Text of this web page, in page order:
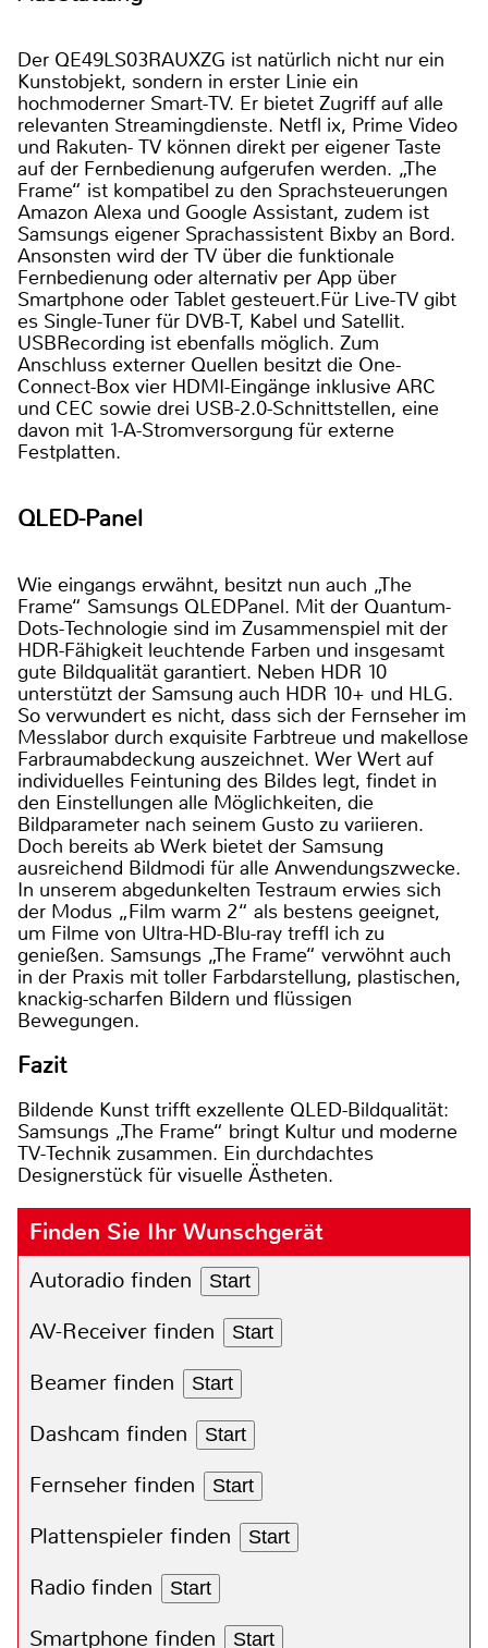
Der QE49LS03RAUXZG ist natürlich nicht nur ein
Kunstobjekt, sondern in erster Linie ein
hochmoderner Smart-TV. Er bietet Zugriff auf alle
relevanten Streamingdienste. Netfl ix, Prime Video
und Rakuten- TV können direkt per eigener Taste
auf der Fernbedienung aufgerufen werden. „The
Frame“ ist kompatibel zu den Sprachsteuerungen
Amazon Alexa und Google Assistant, zudem ist
Samsungs eigener Sprachassistent Bixby an Bord.
Ansonsten wird der TV über die funktionale
Fernbedienung oder alternativ per App über
Smartphone oder Tablet gesteuert.Für Live-TV gibt
es Single-Tuner für DVB-T, Kabel und Satellit.
USBRecording ist ebenfalls möglich. Zum
Anschluss externer Quellen besitzt die One-
Connect-Box vier HDMI-Eingänge inklusive ARC
und CEC sowie drei USB-2.0-Schnittstellen, eine
davon mit 1-A-Stromversorgung für externe
Festplatten.
QLED-Panel
Wie eingangs erwähnt, besitzt nun auch „The
Frame“ Samsungs QLEDPanel. Mit der Quantum-
Dots-Technologie sind im Zusammenspiel mit der
HDR-Fähigkeit leuchtende Farben und insgesamt
gute Bildqualität garantiert. Neben HDR 10
unterstützt der Samsung auch HDR 10+ und HLG.
So verwundert es nicht, dass sich der Fernseher im
Messlabor durch exquisite Farbtreue und makellose
Farbraumabdeckung auszeichnet. Wer Wert auf
individuelles Feintuning des Bildes legt, findet in
den Einstellungen alle Möglichkeiten, die
Bildparameter nach seinem Gusto zu variieren.
Doch bereits ab Werk bietet der Samsung
ausreichend Bildmodi für alle Anwendungszwecke.
In unserem abgedunkelten Testraum erwies sich
der Modus „Film warm 2“ als bestens geeignet,
um Filme von Ultra-HD-Blu-ray treffl ich zu
genießen. Samsungs „The Frame“ verwöhnt auch
in der Praxis mit toller Farbdarstellung, plastischen,
knackig-scharfen Bildern und flüssigen
Bewegungen.
Fazit
Bildende Kunst trifft exzellente QLED-Bildqualität:
Samsungs „The Frame“ bringt Kultur und moderne
TV-Technik zusammen. Ein durchdachtes
Designerstück für visuelle Ästheten.
Finden Sie Ihr Wunschgerät
Autoradio finden Start
AV-Receiver finden Start
Beamer finden Start
Dashcam finden Start
Fernseher finden Start
Plattenspieler finden Start
Radio finden Start
Smartphone finden Start